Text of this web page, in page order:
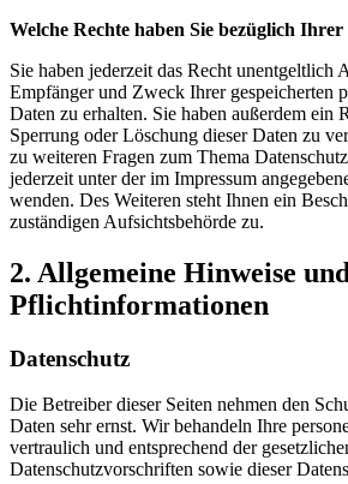
Welche Rechte haben Sie bezüglich Ihrer
Sie haben jederzeit das Recht unentgeltlich
Empfänger und Zweck Ihrer gespeicherten
Daten zu erhalten. Sie haben außerdem ein
Sperrung oder Löschung dieser Daten zu
zu weiteren Fragen zum Thema
jederzeit unter der im Impressum
wenden. Des Weiteren steht Ihnen ein
zuständigen Aufsichtsbehörde zu.
2. Allgemeine Hinweise und
Pflichtinformationen
Datenschutz
Die Betreiber dieser Seiten nehmen den
Daten sehr ernst. Wir behandeln Ihre
vertraulich und entsprechend der
Datenschutzvorschriften sowie dieser